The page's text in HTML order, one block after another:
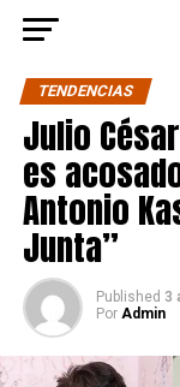
TENDENCIAS
Julio
es
Antonio
Junta”
Published 3
Por Admin